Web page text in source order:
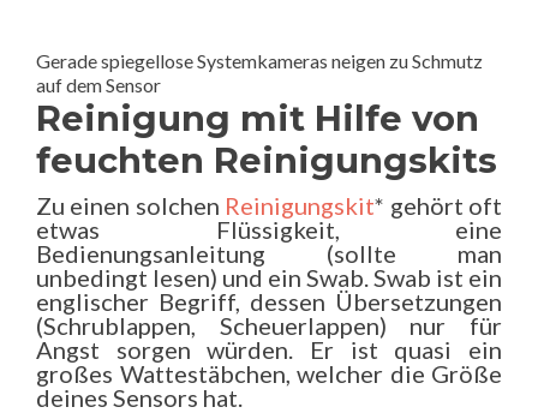
Gerade spiegellose Systemkameras neigen zu Schmutz
auf dem Sensor
Reinigung mit Hilfe von
feuchten Reinigungskits
Zu einen solchen Reinigungskit* gehört oft
etwas Flüssigkeit, eine
Bedienungsanleitung (sollte man
unbedingt lesen) und ein Swab. Swab ist ein
englischer Begriff, dessen Übersetzungen
(Schrublappen, Scheuerlappen) nur für
Angst sorgen würden. Er ist quasi ein
großes Wattestäbchen, welcher die Größe
deines Sensors hat.